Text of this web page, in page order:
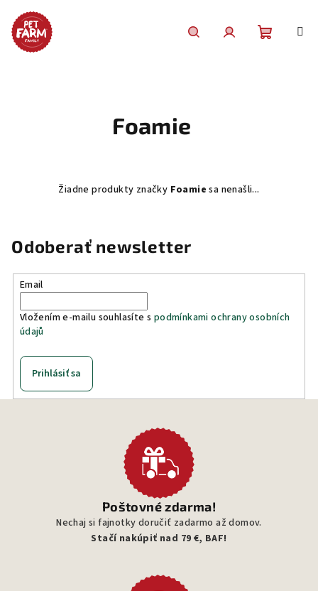
obsah
Foamie
Žiadne produkty značky Foamie sa nenašli...
Odoberať newsletter
Email
Vložením e-mailu souhlasíte s podmínkami ochrany osobních
údajů
Prihlásiť sa
Poštovné zdarma!
Nechaj si fajnotky doručiť zadarmo až domov.
Stačí nakúpiť nad 79 €, BAF!